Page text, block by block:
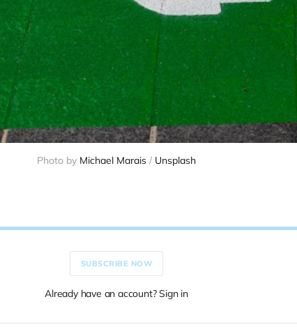
Photo by Michael Marais / Unsplash
SUBSCRIBE NOW
Already have an account? Sign in